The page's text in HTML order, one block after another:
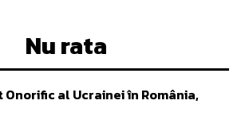
Nu rata
al Ucrainei în România,